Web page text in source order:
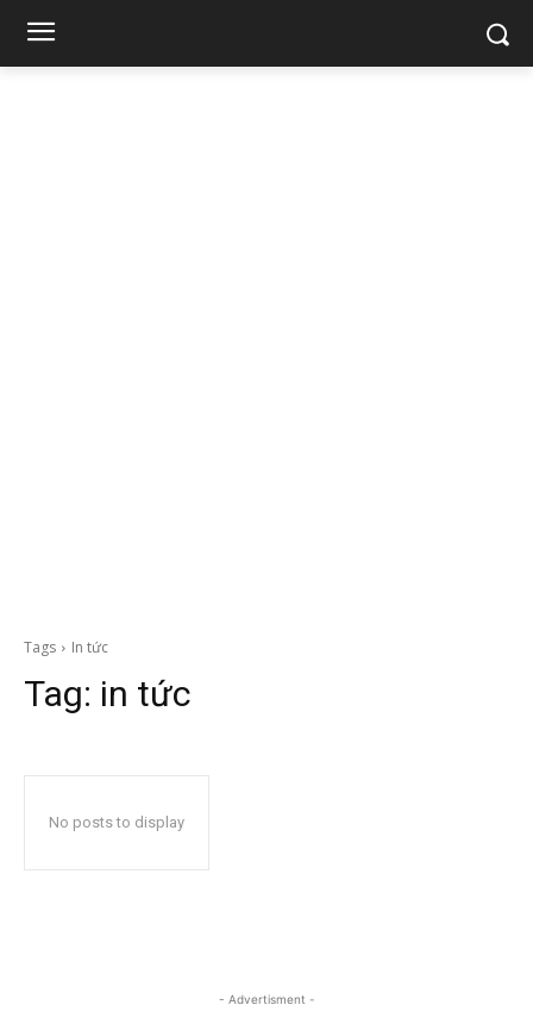
Tags In tức
Tag: in tức
No posts to display
- Advertisment -